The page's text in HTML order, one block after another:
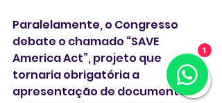
Paralelamente, o Congresso
debate o chamado “SAVE
America Act”, projeto que
tornaria obrigatória a
apresentação de documento de
1